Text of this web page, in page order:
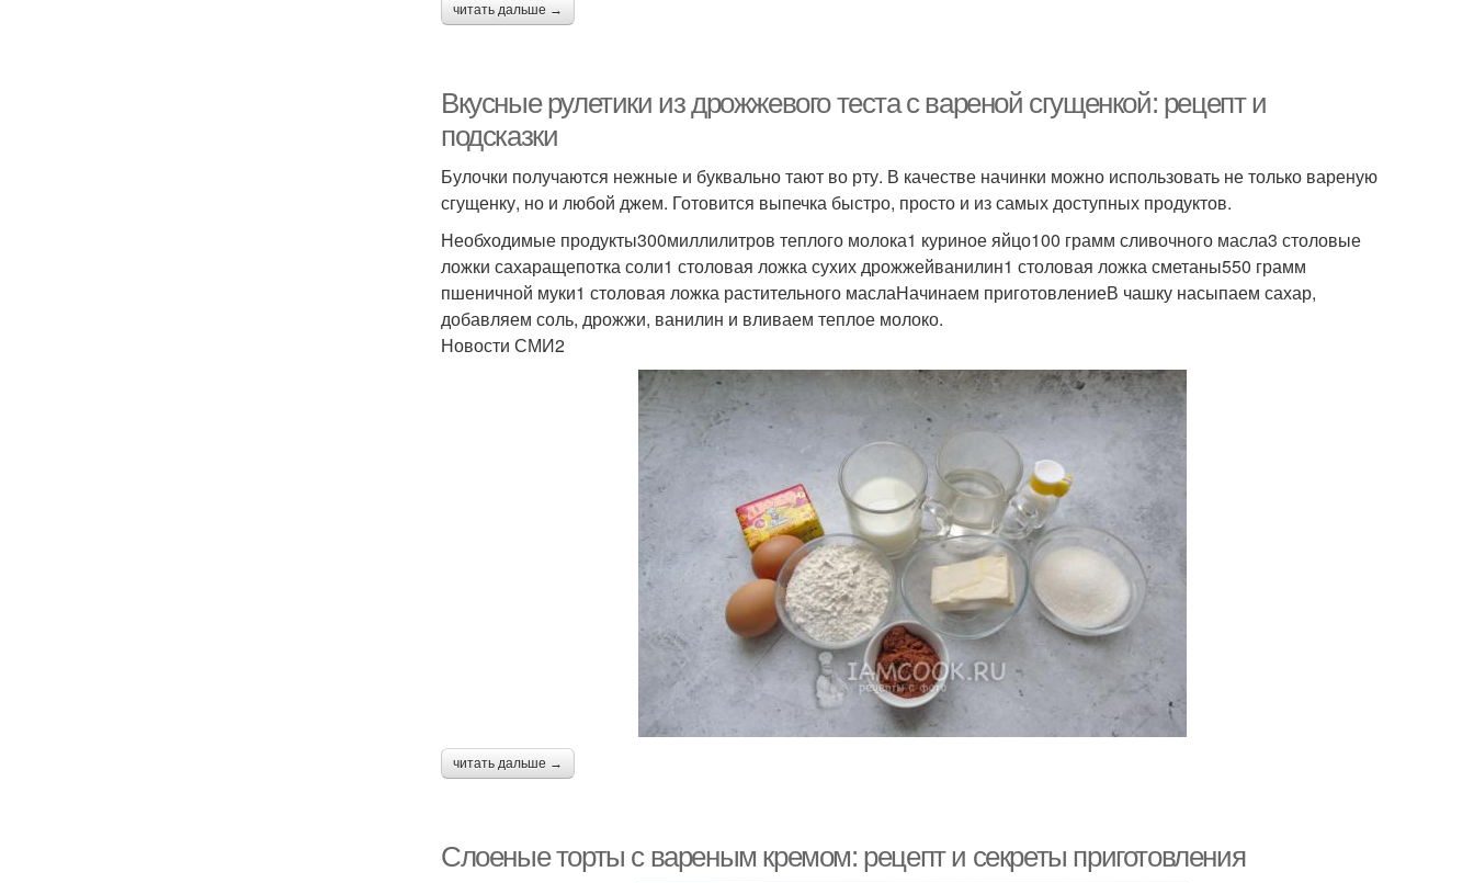
читать дальше →
Вкусные рулетики из дрожжевого теста с вареной сгущенкой: рецепт и
подсказки
Булочки получаются нежные и буквально тают во рту. В качестве начинки можно использовать не только вареную
сгущенку, но и любой джем. Готовится выпечка быстро, просто и из самых доступных продуктов.
Необходимые продукты300миллилитров теплого молока1 куриное яйцо100 грамм сливочного масла3 столовые
ложки сахаращепотка соли1 столовая ложка сухих дрожжейванилин1 столовая ложка сметаны550 грамм
пшеничной муки1 столовая ложка растительного маслаНачинаем приготовлениеВ чашку насыпаем сахар,
добавляем соль, дрожжи, ванилин и вливаем теплое молоко.
Новости СМИ2
читать дальше →
Слоеные торты с вареным кремом: рецепт и секреты приготовления